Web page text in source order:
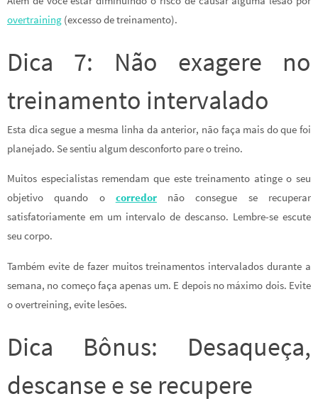
overtraining (excesso de treinamento).
Dica 7: Não exagere no
treinamento intervalado
Esta dica segue a mesma linha da anterior, não faça mais do que foi
planejado. Se sentiu algum desconforto pare o treino.
Muitos especialistas remendam que este treinamento atinge o seu
objetivo quando o corredornão consegue se recuperar
satisfatoriamente em um intervalo de descanso. Lembre-se escute
seu corpo.
Também evite de fazer muitos treinamentos intervalados durante a
semana, no começo faça apenas um. E depois no máximo dois. Evite
o overtreining, evite lesões.
Dica Bônus: Desaqueça,
descanse e se recupere